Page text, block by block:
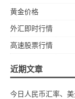
黄金价格
外汇即时行情
高速股票行情
近期文章
今日人民币汇率、